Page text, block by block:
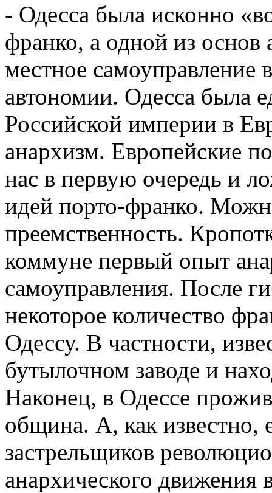
- Одесса была исконно
франко, а одной из основ
местное самоуправление
автономии. Одесса была
Российской империи в
анархизм. Европейские
нас в первую очередь и
идей порто-франко.
преемственность.
коммуне первый опыт
самоуправления. После
некоторое количество
Одессу. В частности,
бутылочном заводе и
Наконец, в Одессе
община. А, как известно,
застрельщиков
анархического движения